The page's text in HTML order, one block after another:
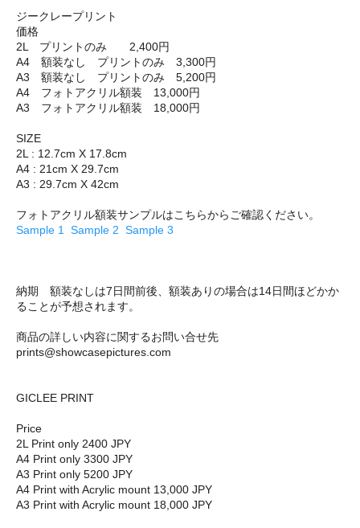
ジークレープリント
価格
2L プリントのみ 2,400円
A4 額装なし プリントのみ 3,300円
A3 額装なし プリントのみ 5,200円
A4 フォトアクリル額装 13,000円
A3 フォトアクリル額装 18,000円
SIZE
2L : 12.7cm X 17.8cm
A4 : 21cm X 29.7cm
A3 : 29.7cm X 42cm
フォトアクリル額装サンプルはこちらからご確認ください。
Sample 1
Sample 2 Sample 3
納期 額装なしは7日間前後、額装ありの場合は14日間ほどかか
ることが予想されます。
商品の詳しい内容に関するお問い合せ先
prints@showcasepictures.com
GICLEE PRINT
Price
2L Print only 2400 JPY
A4 Print only 3300 JPY
A3 Print only 5200 JPY
A4 Print with Acrylic mount 13,000 JPY
A3 Print with Acrylic mount 18,000 JPY